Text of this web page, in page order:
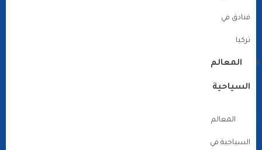
فنادق في
تركيا
المعالم
السياحية
المعالم
السياحية في